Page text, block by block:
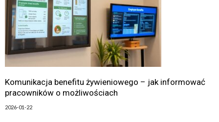
Komunikacja benefitu żywieniowego – jak informować
pracowników o możliwościach
2026-01-22